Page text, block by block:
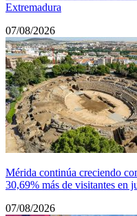
Extremadura
07/08/2026
Mérida continúa creciendo
30,69% más de visitantes en
07/08/2026